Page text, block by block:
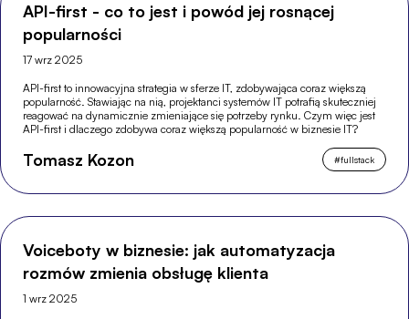
API-first - co to jest i powód jej rosnącej
popularności
17 wrz 2025
API-first to innowacyjna strategia w sferze IT, zdobywająca coraz większą
popularność. Stawiając na nią, projektanci systemów IT potrafią skuteczniej
reagować na dynamicznie zmieniające się potrzeby rynku. Czym więc jest
API-first i dlaczego zdobywa coraz większą popularność w biznesie IT?
Tomasz Kozon #fullstack
Voiceboty w biznesie: jak automatyzacja
rozmów zmienia obsługę klienta
1 wrz 2025